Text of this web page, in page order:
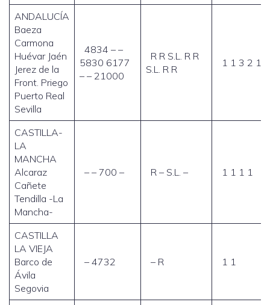
ANDALUCÍA
Baeza
Carmona
Huévar Jaén
Jerez de la
Front. Priego
Puerto Real
Sevilla
4834 – –
5830 6177
– – 21000
R R S.L. R R
S.L. R R
1 1 3 2 1
CASTILLA-
LA
MANCHA
Alcaraz
Cañete
Tendilla -La
Mancha-
– – 700 – R – S.L. – 1 1 1 1
CASTILLA
LA VIEJA
Barco de
Ávila
Segovia
– 4732 – R 1 1